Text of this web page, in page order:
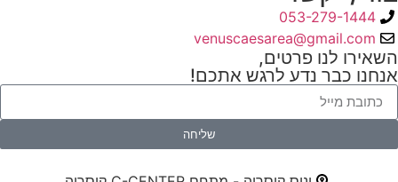
053-279-1444
venuscaesarea@gmail.com
השאירו לנו פרטים,
אנחנו כבר נדע לרגש אתכם!
שליחה